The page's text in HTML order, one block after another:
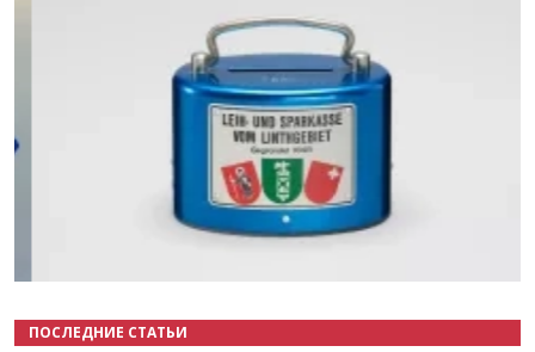
ПОСЛЕДНИЕ СТАТЬИ